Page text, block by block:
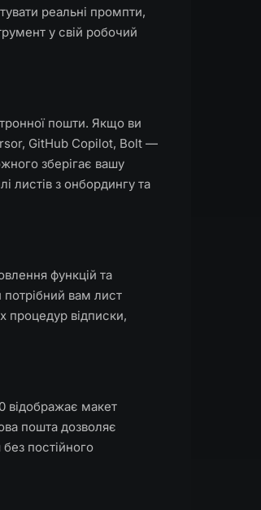
реальні промпти,
у свій робочий
пошти. Якщо ви
GitHub Copilot, Bolt —
зберігає вашу
листів з онбордингу та
функцій та
вам лист
процедур відписки,
відображає макет
пошта дозволяє
постійного